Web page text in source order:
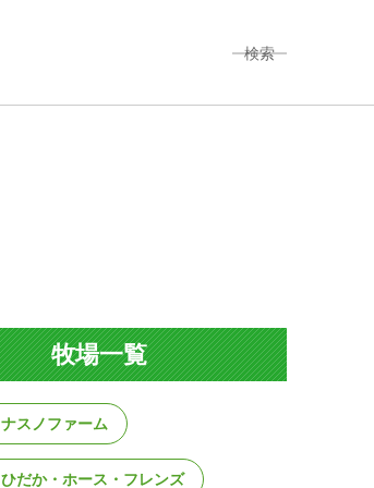
検索
牧場一覧
ナスノファーム
ひだか・ホース・フレンズ